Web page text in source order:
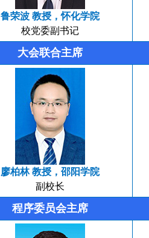
鲁荣波 教授，怀化学院
校党委副书记
大会联合主席
廖柏林 教授，邵阳学院
副校长
程序委员会主席